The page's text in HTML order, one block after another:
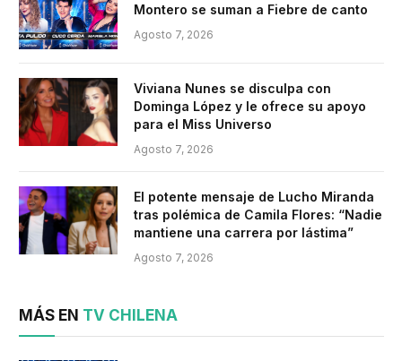
Montero se suman a Fiebre de canto
Agosto 7, 2026
Viviana Nunes se disculpa con
Dominga López y le ofrece su apoyo
para el Miss Universo
Agosto 7, 2026
El potente mensaje de Lucho Miranda
tras polémica de Camila Flores: “Nadie
mantiene una carrera por lástima”
Agosto 7, 2026
MÁS EN TV CHILENA